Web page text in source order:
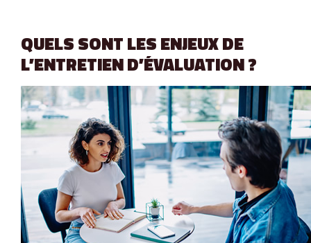
QUELS SONT LES ENJEUX DE
L’ENTRETIEN D’ÉVALUATION ?